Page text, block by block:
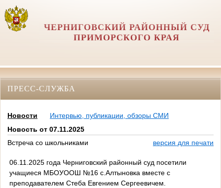
ЧЕРНИГОВСКИЙ РАЙОННЫЙ СУД
ПРИМОРСКОГО КРАЯ
ПРЕСС-СЛУЖБА
Новости
Интервью, публикации, обзоры СМИ
Новость от 07.11.2025
Встреча со школьниками
версия для печати
06.11.2025 года Черниговский районный суд посетили
учащиеся МБОУООШ №16 с.Алтыновка вместе с
преподавателем Стеба Евгением Сергеевичем.